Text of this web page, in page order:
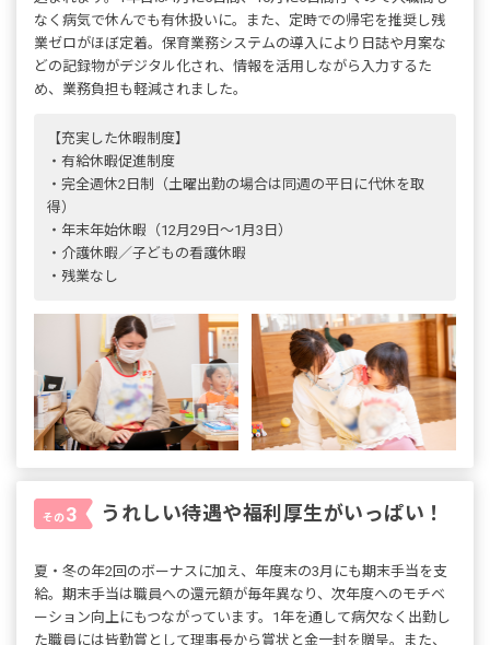
なく病気で休んでも有休扱いに。また、定時での帰宅を推奨し残
業ゼロがほぼ定着。保育業務システムの導入により日誌や月案な
どの記録物がデジタル化され、情報を活用しながら入力するた
め、業務負担も軽減されました。
【充実した休暇制度】
・有給休暇促進制度
・完全週休2日制（土曜出勤の場合は同週の平日に代休を取
得）
・年末年始休暇（12月29日～1月3日）
・介護休暇／子どもの看護休暇
・残業なし
その3 うれしい待遇や福利厚生がいっぱい！
夏・冬の年2回のボーナスに加え、年度末の3月にも期末手当を支
給。期末手当は職員への還元額が毎年異なり、次年度へのモチベ
ーション向上にもつながっています。1年を通して病欠なく出勤し
た職員には皆勤賞として理事長から賞状と金一封を贈呈。また、